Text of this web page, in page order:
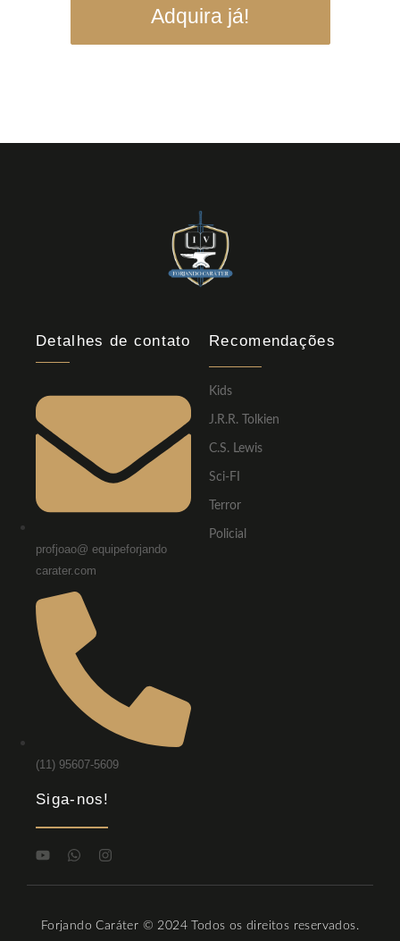
Adquira já!
Detalhes de contato
profjoao@ equipeforjando
carater.com
(11) 95607-5609
Recomendações
Kids
J.R.R. Tolkien
C.S. Lewis
Sci-FI
Terror
Policial
Siga-nos!
Forjando Caráter © 2024 Todos os direitos reservados.